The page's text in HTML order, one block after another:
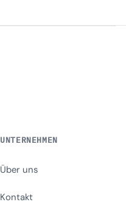
UNTERNEHMEN
Über uns
Kontakt